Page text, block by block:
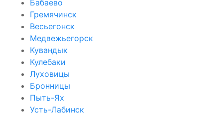
Бабаево
Гремячинск
Весьегонск
Медвежьегорск
Кувандык
Кулебаки
Луховицы
Бронницы
Пыть-Ях
Усть-Лабинск